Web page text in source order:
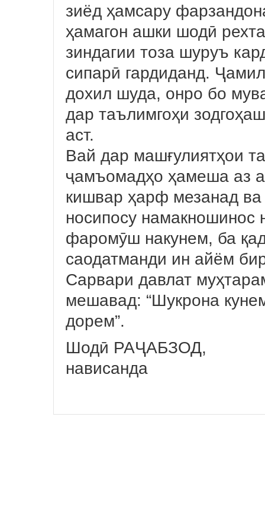
зиёд ҳамсару
ҳамагон ашки шодӣ
зиндагии тоза шуруъ
сипарӣ гардиданд.
дохил шуда, онро бо
дар таълимгоҳи
аст.
Вай дар машғулиятҳои
ҷамъомадҳо ҳамеша аз
кишвар ҳарф мезанад
носипосу намакношинос
фаромӯш накунем, ба
саодатманди ин айём
Сарвари давлат
мешавад: “Шукрона
дорем”.
Шодӣ РАҶАБЗОД,
нависанда